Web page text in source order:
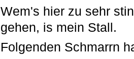
Wem's hier zu sehr
gehen, is mein Stall.
Folgenden Schmarrn